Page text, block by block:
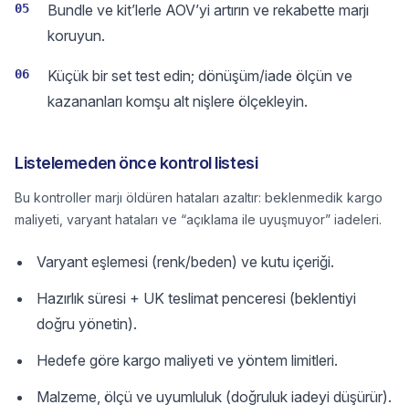
05
Bundle ve kit’lerle AOV’yi artırın ve rekabette marjı
koruyun.
06
Küçük bir set test edin; dönüşüm/iade ölçün ve
kazananları komşu alt nişlere ölçekleyin.
Listelemeden önce kontrol listesi
Bu kontroller marjı öldüren hataları azaltır: beklenmedik kargo
maliyeti, varyant hataları ve “açıklama ile uyuşmuyor” iadeleri.
Varyant eşlemesi (renk/beden) ve kutu içeriği.
Hazırlık süresi + UK teslimat penceresi (beklentiyi
doğru yönetin).
Hedefe göre kargo maliyeti ve yöntem limitleri.
Malzeme, ölçü ve uyumluluk (doğruluk iadeyi düşürür).